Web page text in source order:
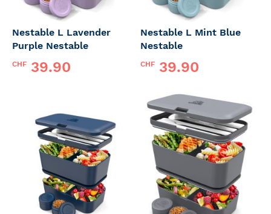
Nestable L Lavender
Purple Nestable
CHF 39.90
Nestable L Mint Blue
Nestable
CHF 39.90